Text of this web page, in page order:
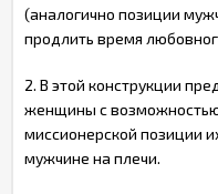
(аналогично позиции
продлить время
2. В этой конструкции
женщины с
миссионерской позиции
мужчине на плечи.